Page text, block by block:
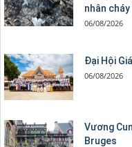
nhân
06/08/2026
Đại Hội
06/08/2026
Vương
Bruges